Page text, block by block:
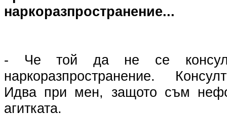
наркоразпространение...
- Че той да не се
наркоразпространение.
Идва при мен, защото съм
агитката.